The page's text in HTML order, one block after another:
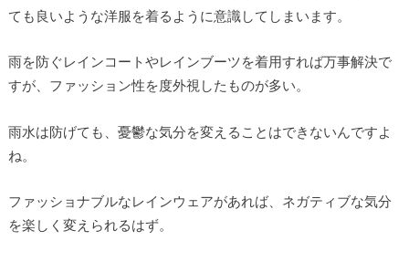
ても良いような洋服を着るように意識してしまいます。
雨を防ぐレインコートやレインブーツを着用すれば万事解決で
すが、ファッション性を度外視したものが多い。
雨水は防げても、憂鬱な気分を変えることはできないんですよ
ね。
ファッショナブルなレインウェアがあれば、ネガティブな気分
を楽しく変えられるはず。